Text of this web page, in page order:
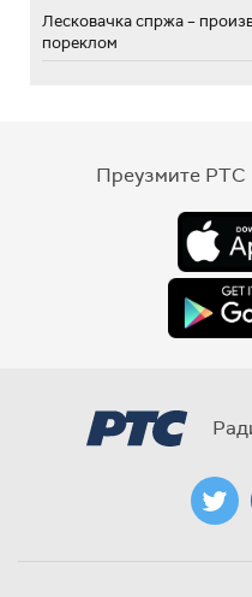
Лесковачка спржа –
пореклом
Преузмите РТС